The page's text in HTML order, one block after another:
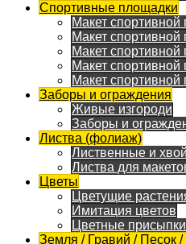
Спортивные площадки
Макет
Макет
Макет
Макет
Макет
Заборы и ограждения
Живые изгороди
Заборы и
Листва (фолиаж)
Лиственные и
Листва для
Цветы
Цветущие
Имитация цветов
Цветные присыпки
Земля / Гравий / Песок